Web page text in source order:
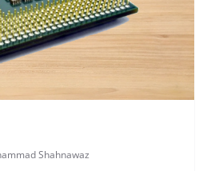
Shahnawaz